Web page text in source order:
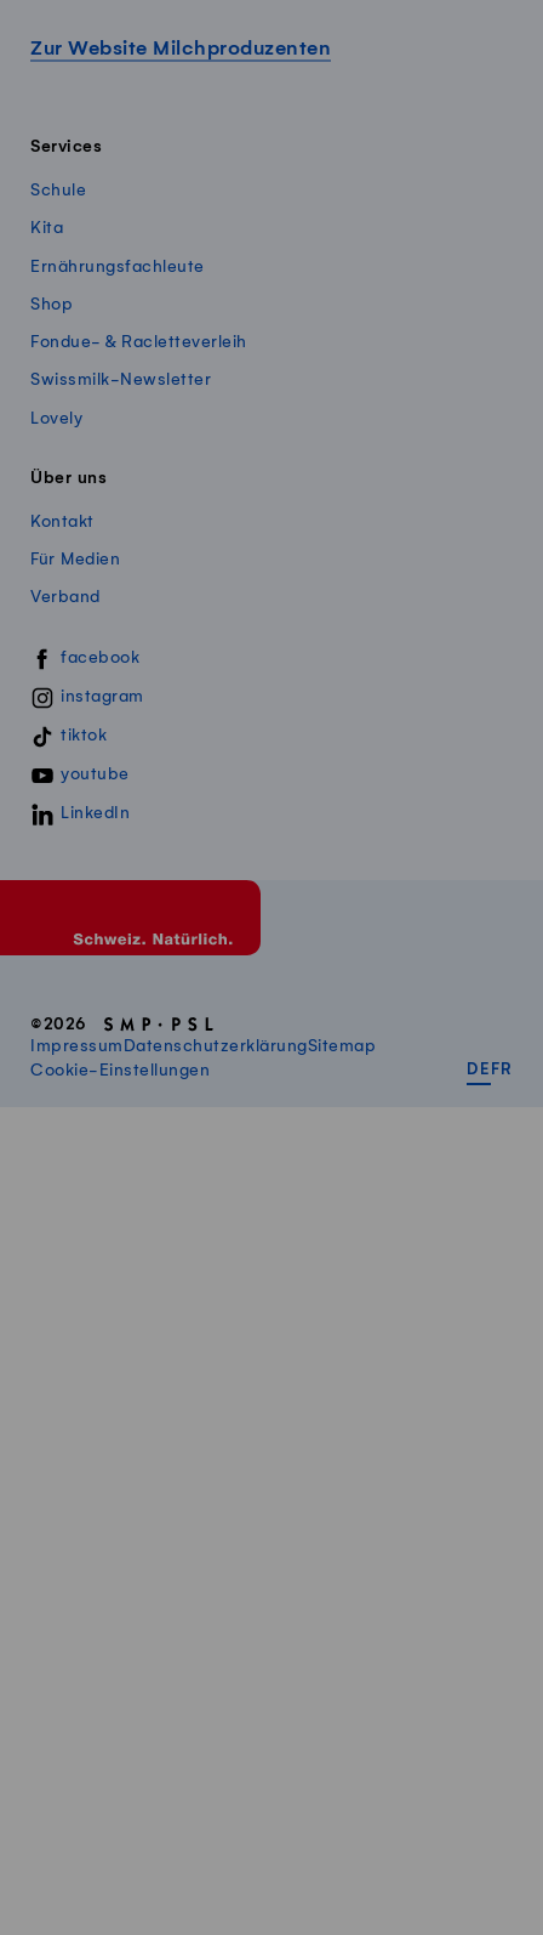
Zur Website Milchproduzenten
Services
Schule
Kita
Ernährungsfachleute
Shop
Fondue- & Racletteverleih
Swissmilk-Newsletter
Lovely
Über uns
Kontakt
Für Medien
Verband
Swissmillk auf Social Media
facebook
instagram
tiktok
youtube
LinkedIn
©2026
Impressum DatenschutzerklärungSitemap
Cookie-Einstellungen
DE FR